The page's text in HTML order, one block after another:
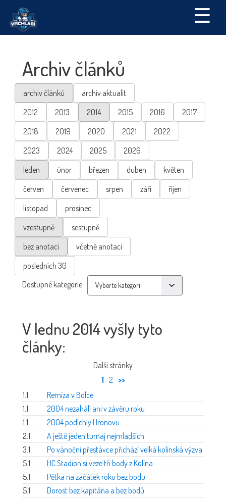
☰
Archiv článků
archiv článků
archiv aktualit
2012
2013 2014 2015 2016
2017
2018
2019 2020 2021
2022
2023
2024 2025
2026
leden
únor březen duben
květen
červen
červenec srpen září
říjen
listopad
prosinec
vzestupně
sestupně
bez anotací
včetně anotací
posledních 30
Dostupné kategorie
V lednu 2014 vyšly tyto
články:
Další stránky
1 2 >>
1.1.
Remíza v Bolce
1.1.
2004 nezahálí ani v závěru roku
1.1.
2004 podlehly Hronovu
2.1.
A ještě jeden turnaj nejmladších
3.1.
Po vánoční přestávce přichází velká kolínská výzva
5.1.
HC Stadion si veze tři body z Kolína
5.1.
Pětka na začátek roku bez bodu
5.1.
Dorost bez kapitána a bez bodů